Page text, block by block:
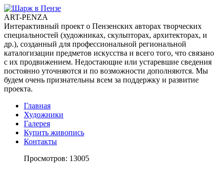
ART-PENZA
Интерактивный проект о Пензенских авторах творческих
специальностей (художниках, скульпторах, архитекторах, и
др.), созданный для профессиональной региональной
каталогизации предметов искусства и всего того, что связано
с их продвижением. Недостающие или устаревшие сведения
постоянно уточняются и по возможности дополняются. Мы
будем очень признательны всем за поддержку и развитие
проекта.
Главная
Художники
Галерея
Купить живопись
Контакты
Просмотров: 13005